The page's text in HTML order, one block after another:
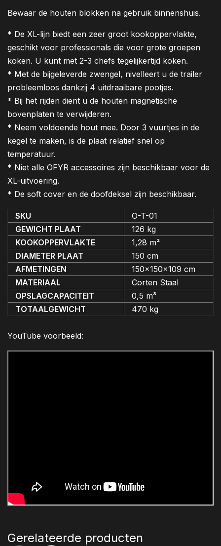
Bewaar de houten blokken na gebruik binnenshuis.
* De XL-lijn biedt een zeer groot kookoppervlakte,
geschikt voor professionals die voor grote groepen
koken. U kunt met 2-3 chefs tegelijkertijd koken.
* Met de bijgeleverde zwengel, nivelleert u de trailer
probleemloos dankzij 4 uitdraaibare pootjes.
* Bij het rijden dient u de houten magnetische
bovenplaten te verwijderen.
* Neem voldoende hout mee. Door 3 vuurtjes in de
kegel te maken, is de plaat relatief snel op
temperatuur.
* Niet alle OFYR accessoires zijn beschikbaar voor de
XL-uitvoering.
* De soft cover en de doofdeksel zijn beschikbaar.
SKU
O-T-01
GEWICHT PLAAT
126 kg
KOOKOPPERVLAKTE
1,28 m²
DIAMETER PLAAT
150 cm
AFMETINGEN
150x150x109 cm
MATERIAAL
Corten Staal
OPSLAGCAPACITEIT
0,5 m³
TOTAALGEWICHT
470 kg
YouTube voorbeeld:
Gerelateerde producten